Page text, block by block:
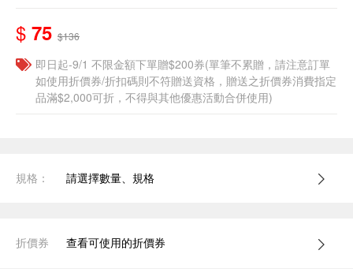
$ 75 $136
即日起-9/1 不限金額下單贈$200券(單筆不累贈，請注意訂單
如使用折價券/折扣碼則不符贈送資格，贈送之折價券消費指定
品滿$2,000可折，不得與其他優惠活動合併使用)
規格： 請選擇數量、規格
折價券 查看可使用的折價券